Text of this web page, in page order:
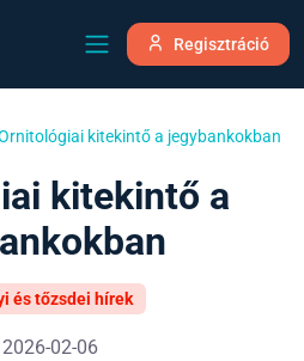
Regisztráció
kitekintő a jegybankokban
kitekintő a
és tőzsdei hírek
2026-02-06